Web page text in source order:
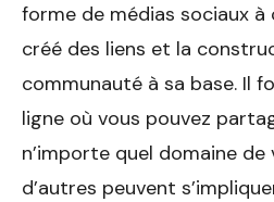
forme de médias sociaux à
créé des liens et la
communauté à sa base. Il
ligne où vous pouvez
n’importe quel domaine
d’autres peuvent